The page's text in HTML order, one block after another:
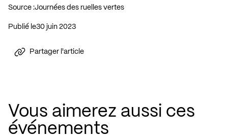
Source :Journées des ruelles vertes
Publié le 30 juin 2023
Partager l'article
Vous aimerez aussi ces
événements